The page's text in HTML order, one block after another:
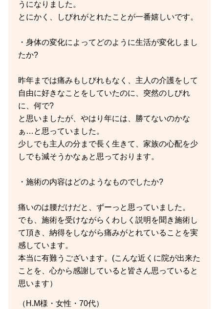
うになりました。
とにかく、しびれがとれたことが一番嬉しいです。
・身体の変化によってどのように生活が変化しまし
たか?
昨年までは痛みもしびれもなく、主人の介護をして
自由に好きなことをしていたのに、突然のしびれ
に、何で?
と思いましたが、やはり年には、勝てないのかな
ぁ…と思っていました。
少しでも主人の分まで長く生きて、家族の心配を少
しでも減そうかなぁと思っております。
・施術の内容はどのようなものでしたか?
痛いのは腰だけだと、ずーっと思っていました。
でも、施術を受けながらくわしく説明を聞き施術し
て頂き、納得をしながら痛みがとれていることを実
感しています。
本当に有難うございます。(こんな近くに院が出来た
ことを、心から感謝していると皆さん思っていると
思います）
（H.M様・女性・70代）